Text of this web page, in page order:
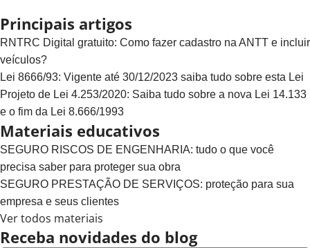
Principais artigos
RNTRC Digital gratuito: Como fazer cadastro na ANTT e incluir
veículos?
Lei 8666/93: Vigente até 30/12/2023 saiba tudo sobre esta Lei
Projeto de Lei 4.253/2020: Saiba tudo sobre a nova Lei 14.133
e o fim da Lei 8.666/1993
Materiais educativos
SEGURO RISCOS DE ENGENHARIA: tudo o que você
precisa saber para proteger sua obra
SEGURO PRESTAÇÃO DE SERVIÇOS: proteção para sua
empresa e seus clientes
Ver todos materiais
Receba novidades do blog